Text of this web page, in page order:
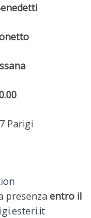
Parigi
presenza entro il